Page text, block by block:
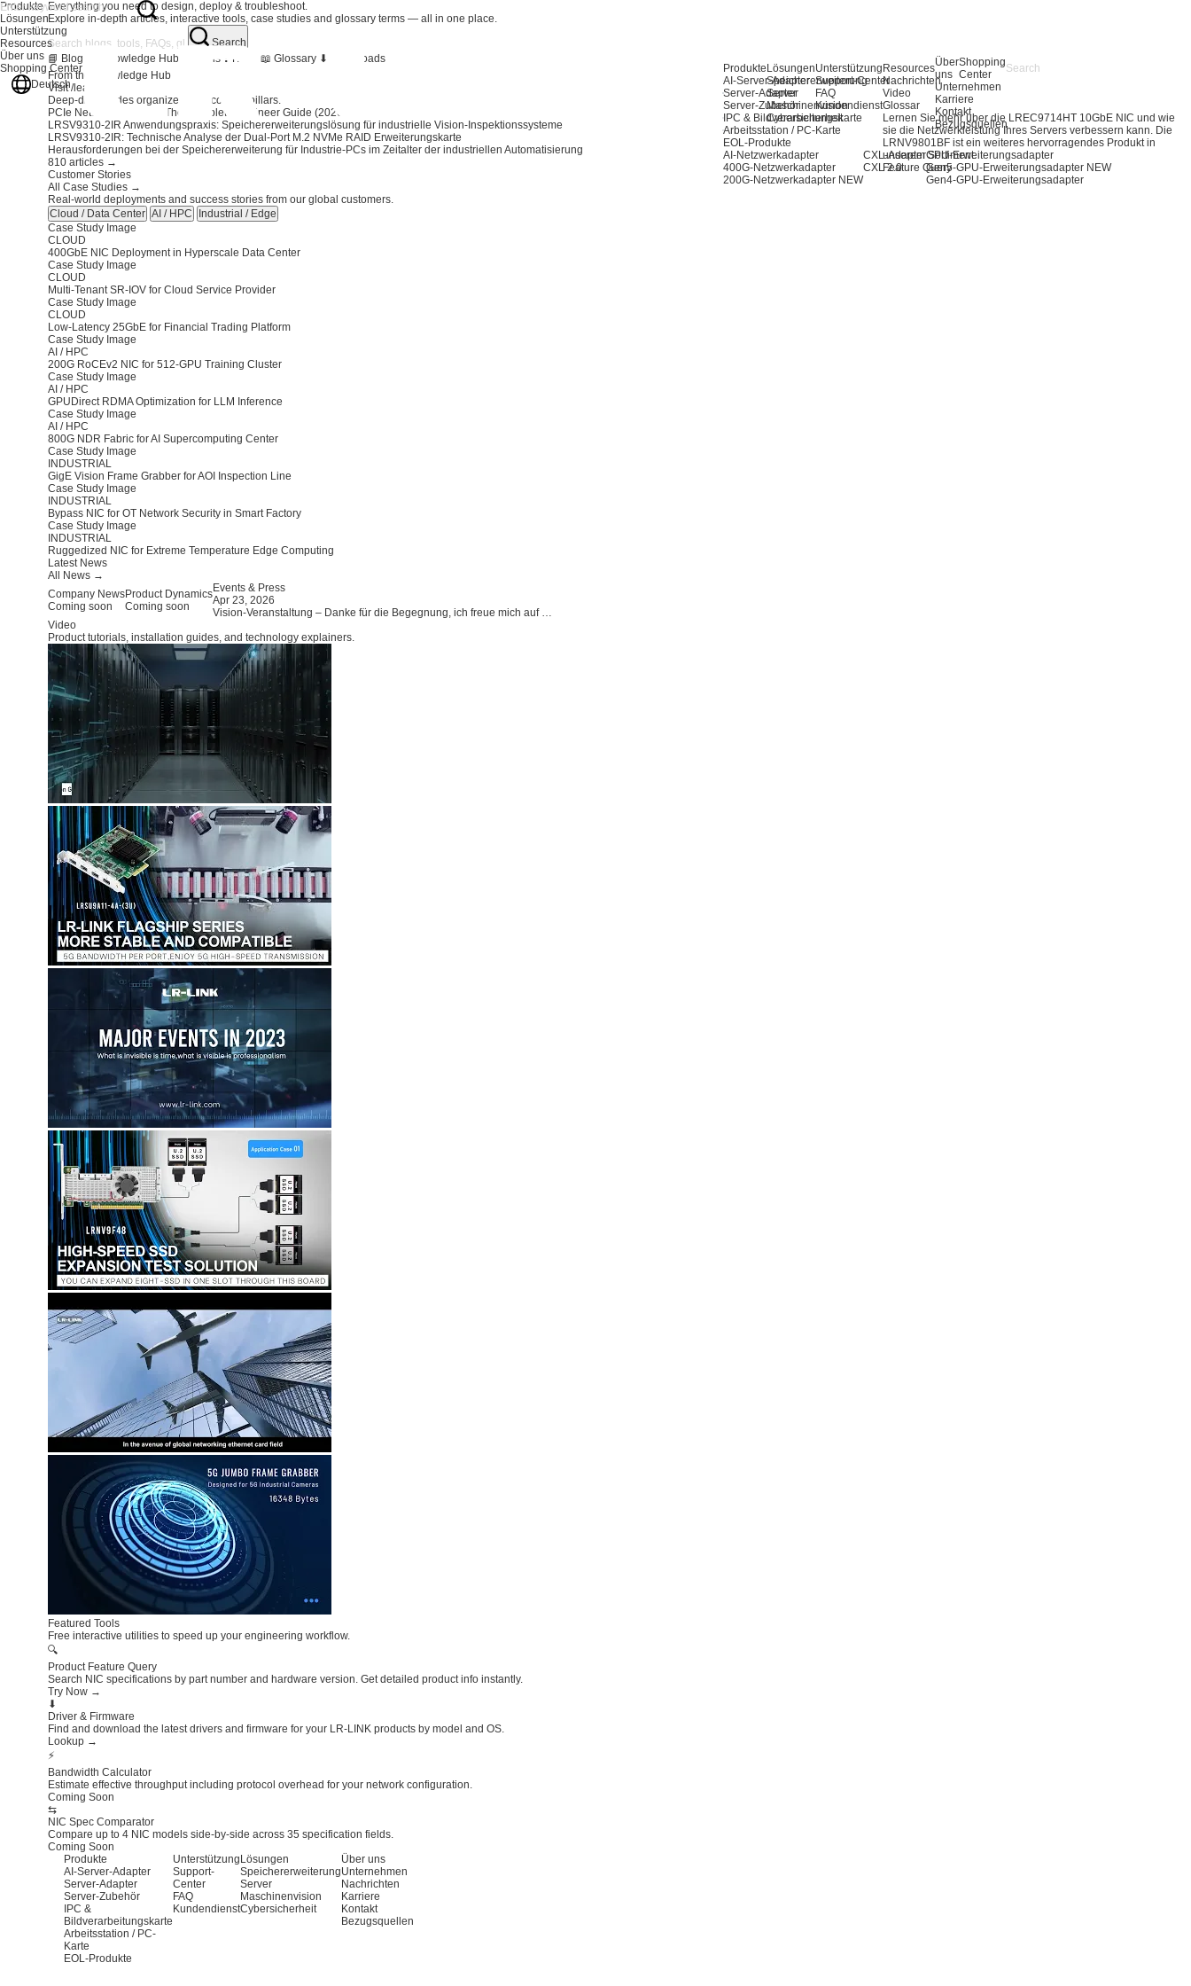
Produkte
AI-Server-Adapter
Server-Adapter
Server-Zubehör
IPC & Bildverarbeitungskarte
Arbeitsstation / PC-Karte
EOL-Produkte
AI-Netzwerkadapter
400G-Netzwerkadapter
200G-Netzwerkadapter NEW
CXL-Adapter
CXL 2.0
GPU-Erweiterungsadapter
Gen5-GPU-Erweiterungsadapter NEW
Gen4-GPU-Erweiterungsadapter
Lösungen
Speichererweiterung
Server
Maschinenvision
Cybersicherheit
Unterstützung
Support-Center
FAQ
Kundendienst
Resources
Nachrichten
Video
Glossar
Lernen Sie mehr über die LREC9714HT 10GbE NIC und wie
sie die Netzwerkleistung Ihres Servers verbessern kann. Die
LRNV9801BF ist ein weiteres hervorragendes Produkt in
unserem Sortiment.
Feature Query
Über
uns
Unternehmen
Karriere
Kontakt
Bezugsquellen
Shopping
Center
Produkte
Lösungen
Unterstützung
Resources
Über uns
Shopping Center
Deutsch
Everything you need to design, deploy & troubleshoot.
Explore in-depth articles, interactive tools, case studies and glossary terms — all in one place.
Search
📘 Blog
🏛️ Knowledge Hub 🔧 Tools ❓ FAQs 📖 Glossary ⬇ Downloads
From the Knowledge Hub
Visit /learn/ →
Deep-dive guides organized by 6 content pillars.
PCIe Network Adapters: The Complete Engineer Guide (2026)
LRSV9310-2IR Anwendungspraxis: Speichererweiterungslösung für industrielle Vision-Inspektionssysteme
LRSV9310-2IR: Technische Analyse der Dual-Port M.2 NVMe RAID Erweiterungskarte
Herausforderungen bei der Speichererweiterung für Industrie-PCs im Zeitalter der industriellen Automatisierung
810 articles →
Customer Stories
All Case Studies →
Real-world deployments and success stories from our global customers.
Cloud / Data Center AI / HPC
Industrial / Edge
Case Study Image
CLOUD
400GbE NIC Deployment in Hyperscale Data Center
Case Study Image
CLOUD
Multi-Tenant SR-IOV for Cloud Service Provider
Case Study Image
CLOUD
Low-Latency 25GbE for Financial Trading Platform
Case Study Image
AI / HPC
200G RoCEv2 NIC for 512-GPU Training Cluster
Case Study Image
AI / HPC
GPUDirect RDMA Optimization for LLM Inference
Case Study Image
AI / HPC
800G NDR Fabric for AI Supercomputing Center
Case Study Image
INDUSTRIAL
GigE Vision Frame Grabber for AOI Inspection Line
Case Study Image
INDUSTRIAL
Bypass NIC for OT Network Security in Smart Factory
Case Study Image
INDUSTRIAL
Ruggedized NIC for Extreme Temperature Edge Computing
Latest News
All News →
Company News
Coming soon
Product Dynamics
Coming soon
Events & Press
Apr 23, 2026
Vision-Veranstaltung – Danke für die Begegnung, ich freue mich auf …
Video
Product tutorials, installation guides, and technology explainers.
Featured Tools
Free interactive utilities to speed up your engineering workflow.
🔍
Product Feature Query
Search NIC specifications by part number and hardware version. Get detailed product info instantly.
Try Now →
⬇
Driver & Firmware
Find and download the latest drivers and firmware for your LR-LINK products by model and OS.
Lookup →
⚡
Bandwidth Calculator
Estimate effective throughput including protocol overhead for your network configuration.
Coming Soon
⇆
NIC Spec Comparator
Compare up to 4 NIC models side-by-side across 35 specification fields.
Coming Soon
Produkte
AI-Server-Adapter
Server-Adapter
Server-Zubehör
IPC &
Bildverarbeitungskarte
Arbeitsstation / PC-
Karte
EOL-Produkte
Unterstützung
Support-
Center
FAQ
Kundendienst
Lösungen
Speichererweiterung
Server
Maschinenvision
Cybersicherheit
Über uns
Unternehmen
Nachrichten
Karriere
Kontakt
Bezugsquellen